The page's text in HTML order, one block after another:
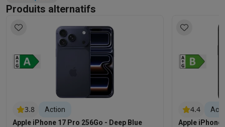
fonctionnalités intégrées pour rendre l’iPhone accessible à
tout le monde.
Produits alternatifs
3.8
Action
Apple iPhone 17 Pro 256Go - Deep Blue
4.4
Apple iPhone